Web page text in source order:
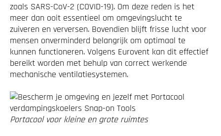
zoals SARS-CoV-2 (COVID-19). Om deze reden is het
meer dan ooit essentieel om omgevingslucht te
zuiveren en verversen. Bovendien blijft frisse lucht voor
mensen onverminderd belangrijk om optimaal te
kunnen functioneren. Volgens Eurovent kan dit effectief
bereikt worden met behulp van correct werkende
mechanische ventilatiesystemen.
Portacool voor kleine en grote ruimtes